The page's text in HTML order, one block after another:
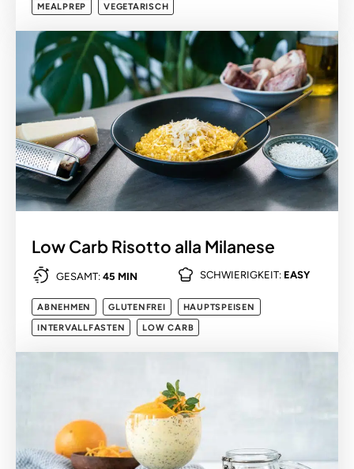
MEALPREP
VEGETARISCH
Low Carb Risotto alla Milanese
GESAMT: 45 MIN SCHWIERIGKEIT: EASY
ABNEHMEN GLUTENFREI
HAUPTSPEISEN
INTERVALLFASTEN
LOW CARB